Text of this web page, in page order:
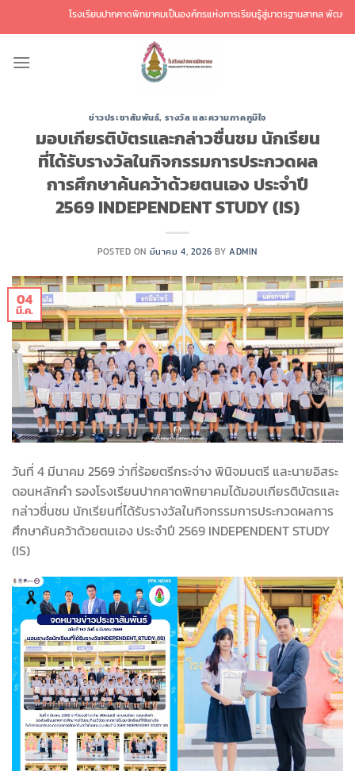
เนื้อหา
โรงเรียนปากคาดพิทยาคมเป็นองค์กรแห่งการเรียนรู้สู่มาตรฐานสากล พัฒนาศักย
ข่าวประชาสัมพันธ์, รางวัล และความภาคภูมิใจ
มอบเกียรติบัตรและกล่าวชื่นชม นักเรียน
ที่ได้รับรางวัลในกิจกรรมการประกวดผล
การศึกษาค้นคว้าด้วยตนเอง ประจำปี
2569 INDEPENDENT STUDY (IS)
POSTED ON มีนาคม 4, 2026 BYADMIN
04
มี.ค.
วันที่ 4 มีนาคม 2569 ว่าที่ร้อยตรีกระจ่าง พินิจมนตรี และนายอิสระ
ดอนหลักคำ รองโรงเรียนปากคาดพิทยาคมได้มอบเกียรติบัตรและ
กล่าวชื่นชม นักเรียนที่ได้รับรางวัลในกิจกรรมการประกวดผลการ
ศึกษาค้นคว้าด้วยตนเอง ประจำปี 2569 INDEPENDENT STUDY
(IS)